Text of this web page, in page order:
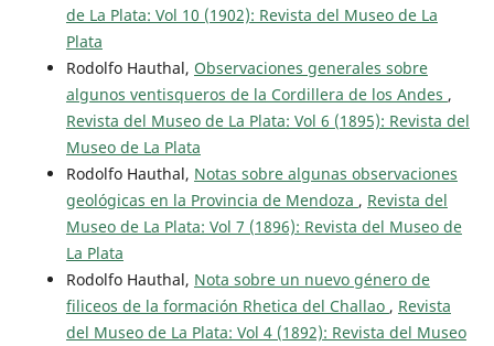
de La Plata: Vol 10 (1902): Revista del Museo de La
Plata
Rodolfo Hauthal, Observaciones generales sobre
algunos ventisqueros de la Cordillera de los Andes ,
Revista del Museo de La Plata: Vol 6 (1895): Revista del
Museo de La Plata
Rodolfo Hauthal, Notas sobre algunas observaciones
geológicas en la Provincia de Mendoza , Revista del
Museo de La Plata: Vol 7 (1896): Revista del Museo de
La Plata
Rodolfo Hauthal, Nota sobre un nuevo género de
filiceos de la formación Rhetica del Challao , Revista
del Museo de La Plata: Vol 4 (1892): Revista del Museo